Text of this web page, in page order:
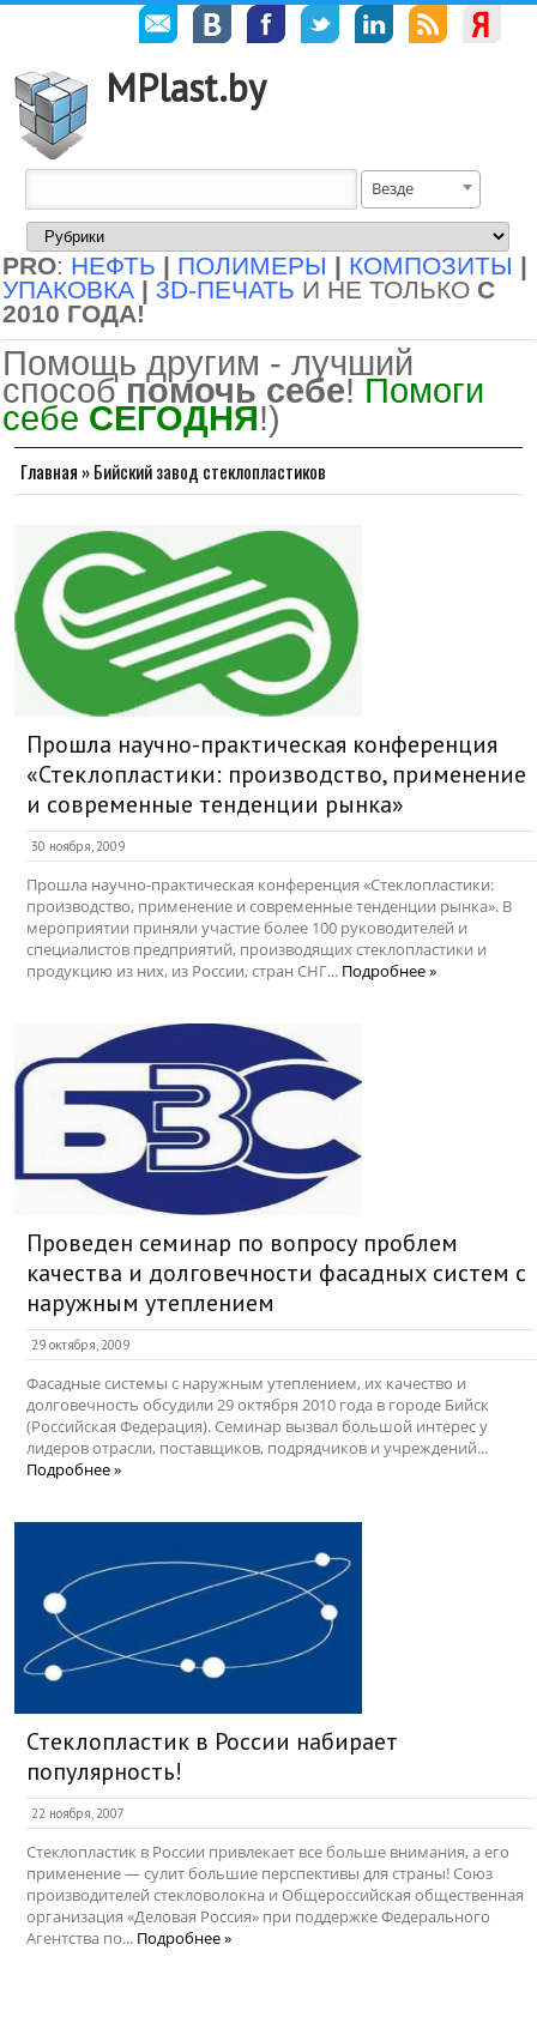
MPlast.by
Везде
PRO: НЕФТЬ | ПОЛИМЕРЫ | КОМПОЗИТЫ |
УПАКОВКА | 3D-ПЕЧАТЬ И НЕ ТОЛЬКО С
2010 ГОДА!
Помощь другим - лучший
способ помочь себе! Помоги
себе СЕГОДНЯ!)
Главная »Бийский завод стеклопластиков
Прошла научно-практическая конференция
«Стеклопластики: производство, применение
и современные тенденции рынка»
30 ноября, 2009
Прошла научно-практическая конференция «Стеклопластики:
производство, применение и современные тенденции рынка». В
мероприятии приняли участие более 100 руководителей и
специалистов предприятий, производящих стеклопластики и
продукцию из них, из России, стран СНГ... Подробнее »
Проведен семинар по вопросу проблем
качества и долговечности фасадных систем с
наружным утеплением
29 октября, 2009
Фасадные системы с наружным утеплением, их качество и
долговечность обсудили 29 октября 2010 года в городе Бийск
(Российская Федерация). Семинар вызвал большой интерес у
лидеров отрасли, поставщиков, подрядчиков и учреждений...
Подробнее »
Стеклопластик в России набирает
популярность!
22 ноября, 2007
Стеклопластик в России привлекает все больше внимания, а его
применение — сулит большие перспективы для страны! Союз
производителей стекловолокна и Общероссийская общественная
организация «Деловая Россия» при поддержке Федерального
Агентства по... Подробнее »